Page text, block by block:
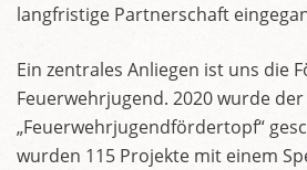
langfristige Partnerschaft
Ein zentrales Anliegen ist uns die
Feuerwehrjugend. 2020 wurde der
„Feuerwehrjugendfördertopf“
wurden 115 Projekte mit einem